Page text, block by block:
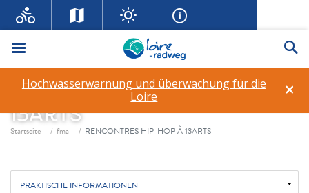
Menü
×
Hochwasserwarnung und überwachung für die
Loire
RENCONTRES HIP-HOP À
13ARTS
Fil d'ariane
Startseite fma RENCONTRES HIP-HOP À 13ARTS
PRAKTISCHE INFORMATIONEN